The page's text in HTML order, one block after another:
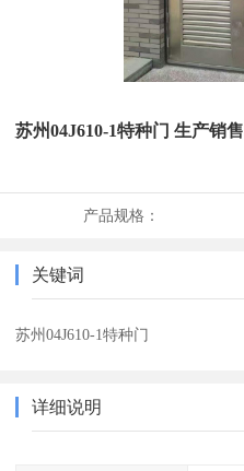
苏州04J610-1特种门 生产销售
产品规格：
关键词
苏州04J610-1特种门
详细说明